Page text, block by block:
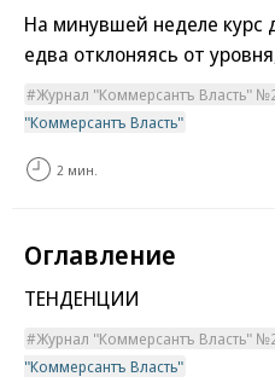
На минувшей неделе курс
едва отклоняясь от
Журнал "Коммерсантъ Власть"
"Коммерсантъ Власть"
2 мин.
Оглавление
ТЕНДЕНЦИИ
Журнал "Коммерсантъ Власть"
"Коммерсантъ Власть"